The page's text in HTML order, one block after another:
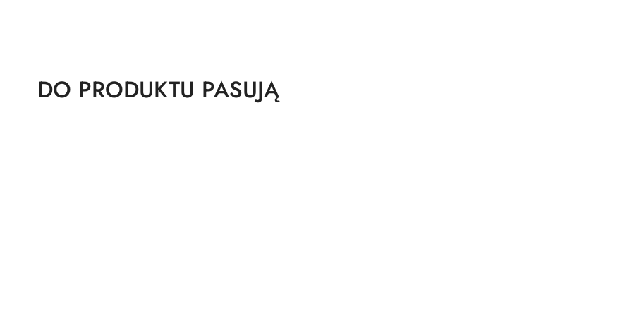
Produkty
DO PRODUKTU PASUJĄ